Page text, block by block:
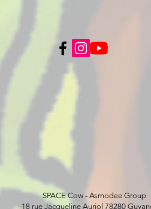
SPACE Cow - Asmodee Group
18 rue Jacqueline Auriol 78280